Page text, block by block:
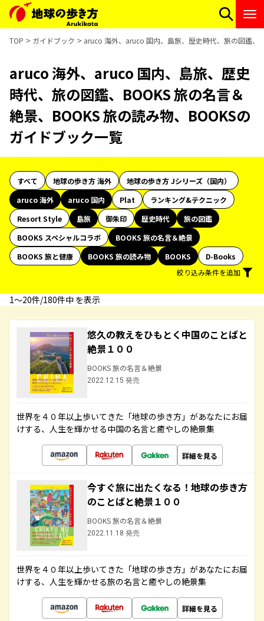
TOP ガイドブック aruco 海外、aruco 国内、島旅、歴史時代、旅の図鑑、
aruco 海外、aruco 国内、島旅、歴史
時代、旅の図鑑、BOOKS 旅の名言＆
絶景、BOOKS 旅の読み物、BOOKSの
ガイドブック一覧
すべて 地球の歩き方 海外
地球の歩き方 Jシリーズ（国内）
aruco 海外
aruco 国内 Plat
ランキング&テクニック
Resort Style
島旅 御朱印 歴史時代
旅の図鑑
BOOKS スペシャルコラボ
BOOKS 旅の名言＆絶景
BOOKS 旅と健康
BOOKS 旅の読み物 BOOKS
D-Books
絞り込み条件を追加
1〜20件/180件中 を表示
悠久の教えをひもとく中国のことばと
絶景１００
BOOKS 旅の名言＆絶景
2022.12.15 発売
世界を４０年以上歩いてきた「地球の歩き方」があなたにお届
けする、人生を輝かせる中国の名言と癒やしの絶景集
詳細を見る
今すぐ旅に出たくなる！地球の歩き方
のことばと絶景１００
BOOKS 旅の名言＆絶景
2022.11.18 発売
世界を４０年以上歩いてきた「地球の歩き方」があなたにお届
けする、人生を輝かせる旅の名言と癒やしの絶景集
詳細を見る